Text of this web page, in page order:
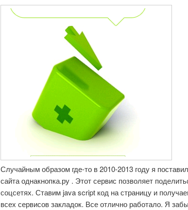
Случайным образом где-то в 2010-2013 году я
сайта однакнопка.ру . Этот сервис позволяет
соцсетях. Ставим java script код на страницу и
всех сервисов закладок. Все отлично работало. Я